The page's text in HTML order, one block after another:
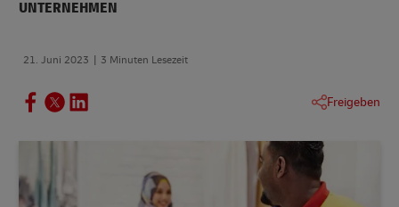
UNTERNEHMEN
21. Juni 2023 3 Minuten Lesezeit
Freigeben